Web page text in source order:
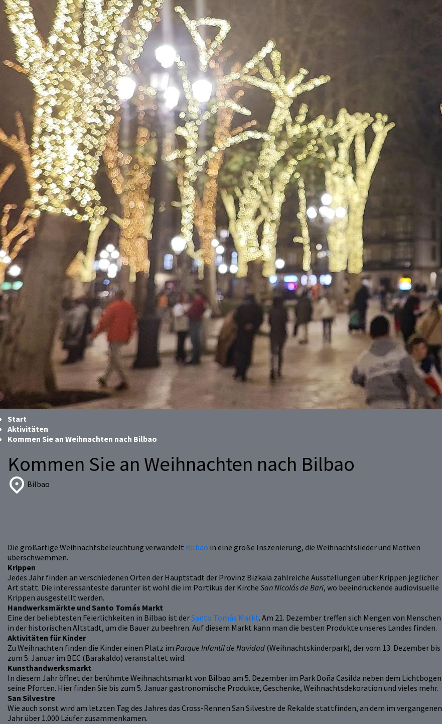
Start
Aktivitäten
Kommen Sie an Weihnachten nach Bilbao
Kommen Sie an Weihnachten nach Bilbao
Bilbao
Die großartige Weihnachtsbeleuchtung verwandelt Bilbao in eine große Inszenierung, die Weihnachtslieder und Motiven
überschwemmen.
Krippen
Jedes Jahr finden an verschiedenen Orten der Hauptstadt der Provinz Bizkaia zahlreiche Ausstellungen über Krippen jeglicher
Art statt. Die interessanteste darunter ist wohl die im Portikus der Kirche San Nicolás de Bari, wo beeindruckende audiovisuelle
Krippen ausgestellt werden.
Handwerksmärkte und Santo Tomás Markt
Eine der beliebtesten Feierlichkeiten in Bilbao ist derSanto Tomás Markt. Am 21. Dezember treffen sich Mengen von Menschen
in der historischen Altstadt, um die Bauer zu beehren. Auf diesem Markt kann man die besten Produkte unseres Landes finden.
Aktivitäten für Kinder
Zu Weihnachten finden die Kinder einen Platz im Parque Infantil de Navidad (Weihnachtskinderpark), der vom 13. Dezember bis
zum 5. Januar im BEC (Barakaldo) veranstaltet wird.
Kunsthandwerksmarkt
In diesem Jahr öffnet der berühmte Weihnachtsmarkt von Bilbao am 5. Dezember im Park Doña Casilda neben dem Lichtbogen
seine Pforten. Hier finden Sie bis zum 5. Januar gastronomische Produkte, Geschenke, Weihnachtsdekoration und vieles mehr.
San Silvestre
Wie auch sonst wird am letzten Tag des Jahres das Cross-Rennen San Silvestre de Rekalde stattfinden, an dem im vergangenen
Jahr über 1.000 Läufer zusammenkamen.